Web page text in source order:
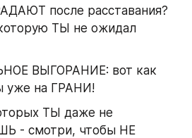
после расставания?
ТЫ не ожидал
ВЫГОРАНИЕ: вот как
уже на ГРАНИ!
ТЫ даже не
- смотри, чтобы НЕ